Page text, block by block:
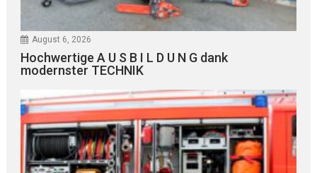
August 6, 2026
Hochwertige A U S B I L D U N G dank
modernster TECHNIK